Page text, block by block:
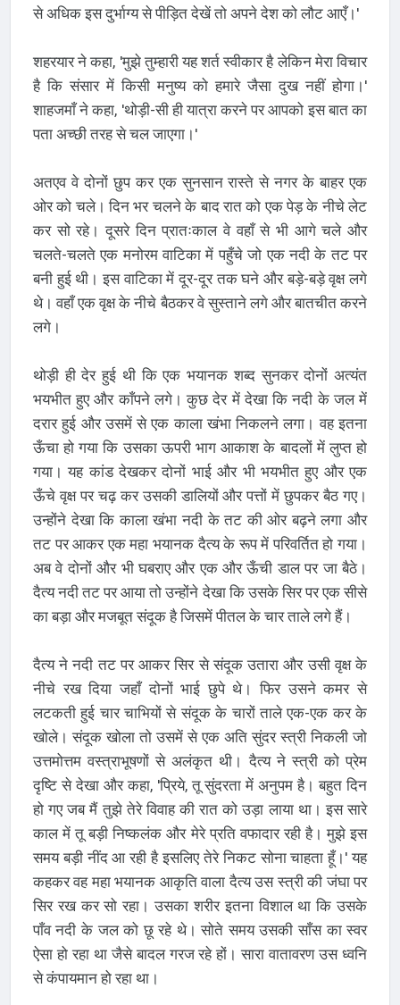
से अधिक इस दुर्भाग्य से पीड़ित देखें तो अपने देश को लौट आएँ।'
शहरयार ने कहा, 'मुझे तुम्हारी यह शर्त स्वीकार है लेकिन मेरा विचार
है कि संसार में किसी मनुष्य को हमारे जैसा दुख नहीं होगा।'
शाहजमाँ ने कहा, 'थोड़ी-सी ही यात्रा करने पर आपको इस बात का
पता अच्छी तरह से चल जाएगा।'
अतएव वे दोनों छुप कर एक सुनसान रास्ते से नगर के बाहर एक
ओर को चले। दिन भर चलने के बाद रात को एक पेड़ के नीचे लेट
कर सो रहे। दूसरे दिन प्रातःकाल वे वहाँ से भी आगे चले और
चलते-चलते एक मनोरम वाटिका में पहुँचे जो एक नदी के तट पर
बनी हुई थी। इस वाटिका में दूर-दूर तक घने और बड़े-बड़े वृक्ष लगे
थे। वहाँ एक वृक्ष के नीचे बैठकर वे सुस्ताने लगे और बातचीत करने
लगे।
थोड़ी ही देर हुई थी कि एक भयानक शब्द सुनकर दोनों अत्यंत
भयभीत हुए और काँपने लगे। कुछ देर में देखा कि नदी के जल में
दरार हुई और उसमें से एक काला खंभा निकलने लगा। वह इतना
ऊँचा हो गया कि उसका ऊपरी भाग आकाश के बादलों में लुप्त हो
गया। यह कांड देखकर दोनों भाई और भी भयभीत हुए और एक
ऊँचे वृक्ष पर चढ़ कर उसकी डालियों और पत्तों में छुपकर बैठ गए।
उन्होंने देखा कि काला खंभा नदी के तट की ओर बढ़ने लगा और
तट पर आकर एक महा भयानक दैत्य के रूप में परिवर्तित हो गया।
अब वे दोनों और भी घबराए और एक और ऊँची डाल पर जा बैठे।
दैत्य नदी तट पर आया तो उन्होंने देखा कि उसके सिर पर एक सीसे
का बड़ा और मजबूत संदूक है जिसमें पीतल के चार ताले लगे हैं।
दैत्य ने नदी तट पर आकर सिर से संदूक उतारा और उसी वृक्ष के
नीचे रख दिया जहाँ दोनों भाई छुपे थे। फिर उसने कमर से
लटकती हुई चार चाभियों से संदूक के चारों ताले एक-एक कर के
खोले। संदूक खोला तो उसमें से एक अति सुंदर स्त्री निकली जो
उत्तमोत्तम वस्त्राभूषणों से अलंकृत थी। दैत्य ने स्त्री को प्रेम
दृष्टि से देखा और कहा, 'प्रिये, तू सुंदरता में अनुपम है। बहुत दिन
हो गए जब मैं तुझे तेरे विवाह की रात को उड़ा लाया था। इस सारे
काल में तू बड़ी निष्कलंक और मेरे प्रति वफादार रही है। मुझे इस
समय बड़ी नींद आ रही है इसलिए तेरे निकट सोना चाहता हूँ।' यह
कहकर वह महा भयानक आकृति वाला दैत्य उस स्त्री की जंघा पर
सिर रख कर सो रहा। उसका शरीर इतना विशाल था कि उसके
पाँव नदी के जल को छू रहे थे। सोते समय उसकी साँस का स्वर
ऐसा हो रहा था जैसे बादल गरज रहे हों। सारा वातावरण उस ध्वनि
से कंपायमान हो रहा था।